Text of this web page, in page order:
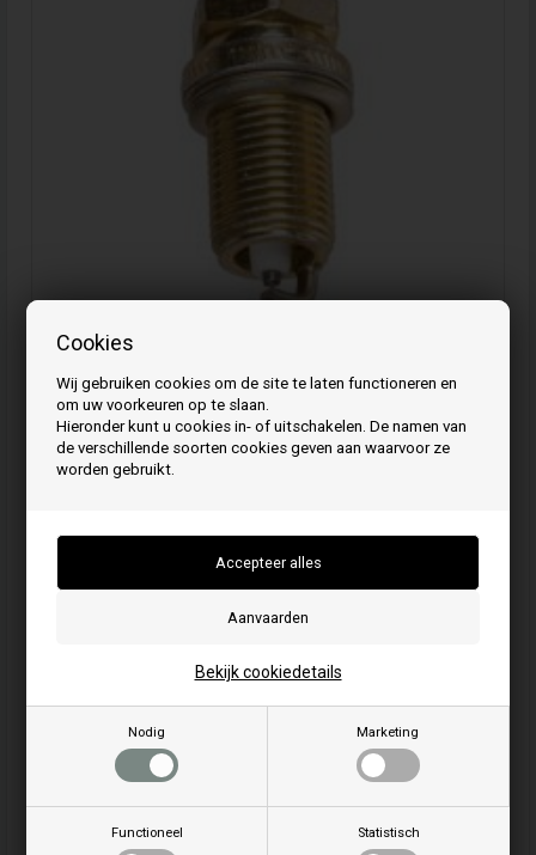
Cookies
Wij gebruiken cookies om de site te laten functioneren en
om uw voorkeuren op te slaan.
Hieronder kunt u cookies in- of uitschakelen. De namen van
de verschillende soorten cookies geven aan waarvoor ze
worden gebruikt.
Nodig Marketing
Functioneel Statistisch
Bekijk cookiedetails
De foto kan variëren van model tot model
Stuur een e-mail wanneer het artikel weer op voorraad is
EUR
Artikelnummer: 793541
EAN: 024847407365
Eenheid: Stuk
Schroefdraadlengte: 19 mm
Schroefdraadspoed: 1